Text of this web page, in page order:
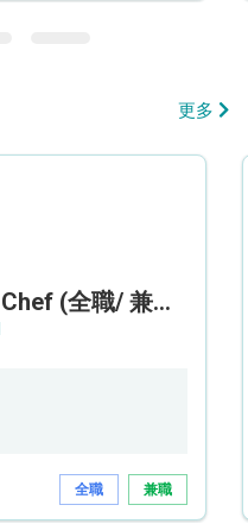
更多
廚師 Commis / Demi Chef (全職/ 兼職) (工作地點:中環)
全職 兼職